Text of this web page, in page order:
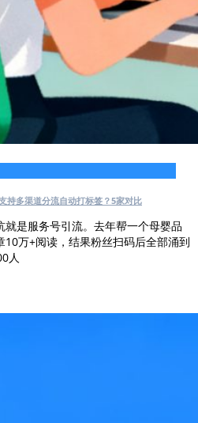
持多渠道分流自动打标签？5家对比
是服务号引流。去年帮一个母婴品
万+阅读，结果粉丝扫码后全部涌到
人